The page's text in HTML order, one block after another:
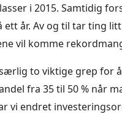
i 2015. Samtidig
ett år. Av og til tar ting
vil komme
to viktige grep for
fra 35 til 50 % når
vi endret